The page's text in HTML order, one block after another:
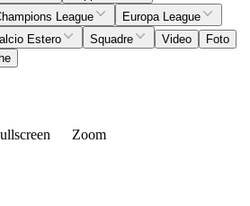
League
Europa League
Estero Squadre Video
Foto
Zoom